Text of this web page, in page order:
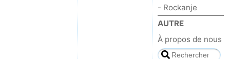
- Rockanje
AUTRE
À propos de nous